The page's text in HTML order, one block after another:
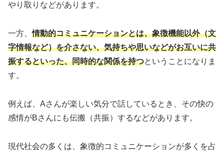
やり取りなどがあります。
一方、情動的コミュニケーションとは、象徴機能以外（文
字情報など）を介さない、気持ちや思いなどがお互いに共
振するといった、同時的な関係を持つということになりま
す。
例えば、Aさんが楽しい気分で話しているとき、その快の
感情がBさんにも伝搬（共振）するなどがあります。
現代社会の多くは、象徴的コミュニケーションが多くを占